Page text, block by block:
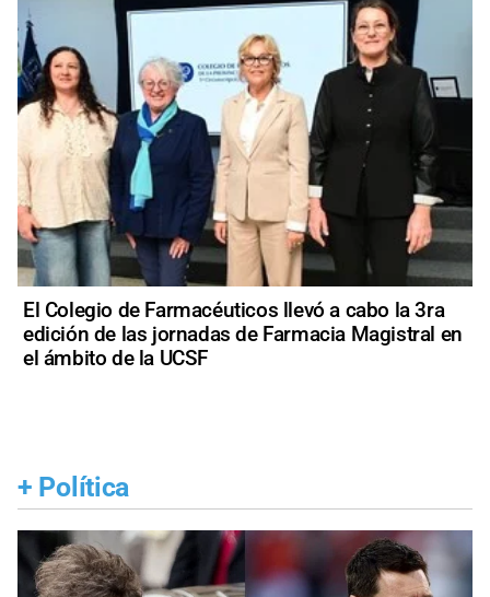
El Colegio de Farmacéuticos llevó a cabo la 3ra
edición de las jornadas de Farmacia Magistral en
el ámbito de la UCSF
+ Política